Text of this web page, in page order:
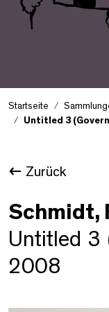
Startseite
Untitled 3
Zurück
Schmidt,
Untitled 3
2008